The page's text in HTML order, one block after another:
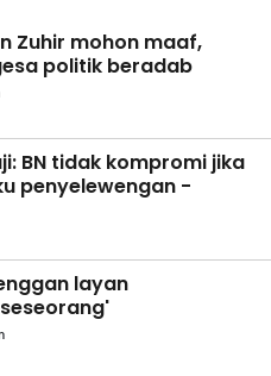
Zuhir mohon maaf,
politik beradab
BN tidak kompromi jika
penyelewengan -
layan